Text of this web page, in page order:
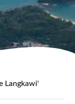
Langkawi'